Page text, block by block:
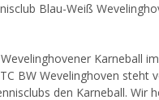
Blau-Weiß
Karneball
BW Wevelinghoven steht
den Karneball.